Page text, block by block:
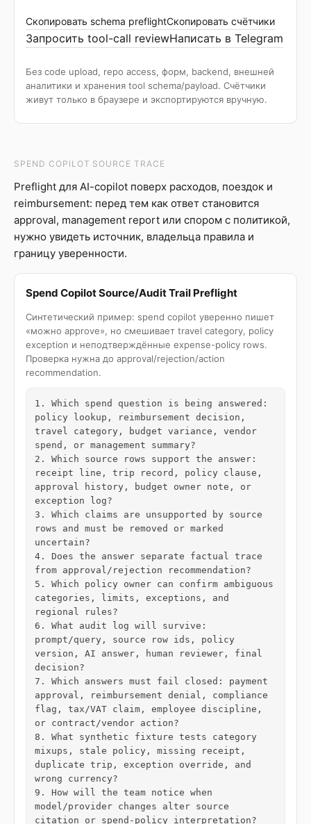
Скопировать schema preflightСкопировать счётчики
Запросить tool-call reviewНаписать в Telegram
Без code upload, repo access, форм, backend, внешней
аналитики и хранения tool schema/payload. Счётчики
живут только в браузере и экспортируются вручную.
SPEND COPILOT SOURCE TRACE
Preflight для AI-copilot поверх расходов, поездок и
reimbursement: перед тем как ответ становится
approval, management report или спором с политикой,
нужно увидеть источник, владельца правила и
границу уверенности.
Spend Copilot Source/Audit Trail Preflight
Синтетический пример: spend copilot уверенно пишет
«можно approve», но смешивает travel category, policy
exception и неподтверждённые expense-policy rows.
Проверка нужна до approval/rejection/action
recommendation.
1. Which spend question is being answered:
policy lookup, reimbursement decision,
travel category, budget variance, vendor
spend, or management summary?
2. Which source rows support the answer:
receipt line, trip record, policy clause,
approval history, budget owner note, or
exception log?
3. Which claims are unsupported by source
rows and must be removed or marked
uncertain?
4. Does the answer separate factual trace
from approval/rejection recommendation?
5. Which policy owner can confirm ambiguous
categories, limits, exceptions, and
regional rules?
6. What audit log will survive:
prompt/query, source row ids, policy
version, AI answer, human reviewer, final
decision?
7. Which answers must fail closed: payment
approval, reimbursement denial, compliance
flag, tax/VAT claim, employee discipline,
or contract/vendor action?
8. What synthetic fixture tests category
mixups, stale policy, missing receipt,
duplicate trip, exception override, and
wrong currency?
9. How will the team notice when
model/provider changes alter source
citation or spend-policy interpretation?